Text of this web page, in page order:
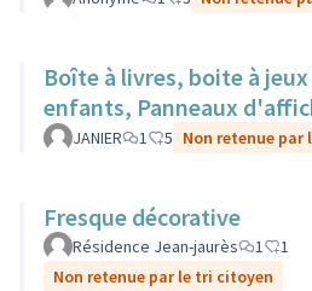
Boîte à livres, boite à
enfants, Panneaux
JANIER 1 5 Non retenue par
Fresque décorative
Résidence Jean-jaurès 1
1
Non retenue par le tri citoyen